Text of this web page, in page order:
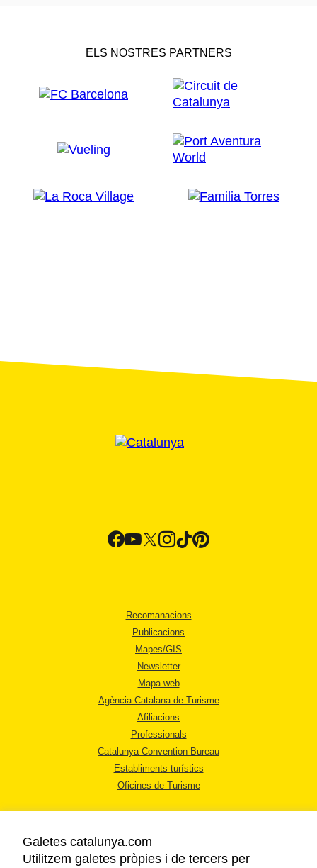
ELS NOSTRES PARTNERS
Recomanacions
Publicacions
Mapes/GIS
Newsletter
Mapa web
Agència Catalana de Turisme
Afiliacions
Professionals
Catalunya Convention Bureau
Establiments turístics
Oficines de Turisme
Galetes catalunya.com
Utilitzem galetes pròpies i de tercers per